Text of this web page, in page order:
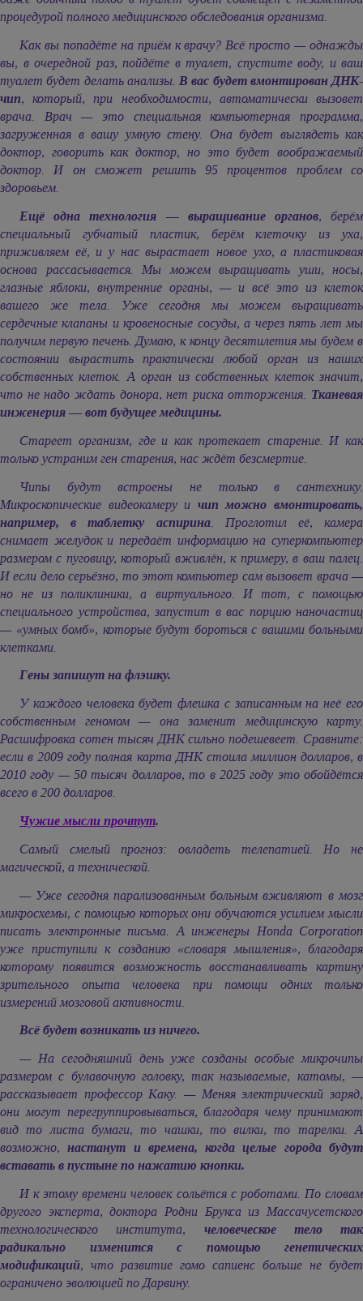
процедурой полного медицинского обследования организма.
Как вы попадёте на приём к врачу? Всё просто — однажды
вы, в очередной раз, пойдёте в туалет, спустите воду, и ваш
туалет будет делать анализы. В вас будет вмонтирован ДНК-
чип, который, при необходимости, автоматически вызовет
врача. Врач — это специальная компьютерная программа,
загруженная в вашу умную стену. Она будет выглядеть как
доктор, говорить как доктор, но это будет воображаемый
доктор. И он сможет решить 95 процентов проблем со
здоровьем.
Ещё одна технология — выращивание органов, берём
специальный губчатый пластик, берём клеточку из уха,
приживляем её, и у нас вырастает новое ухо, а пластиковая
основа рассасывается. Мы можем выращивать уши, носы,
глазные яблоки, внутренние органы, — и всё это из клеток
вашего же тела. Уже сегодня мы можем выращивать
сердечные клапаны и кровеносные сосуды, а через пять лет мы
получим первую печень. Думаю, к концу десятилетия мы будем в
состоянии вырастить практически любой орган из наших
собственных клеток. А орган из собственных клеток значит,
что не надо ждать донора, нет риска отторжения. Тканевая
инженерия — вот будущее медицины.
Cтареет организм, где и как протекает старение. И как
только устраним ген старения, нас ждёт безсмертие.
Чипы будут встроены не только в сантехнику.
Микроскопические видеокамеру и чип можно вмонтировать,
например, в таблетку аспирина. Проглотил её, камера
снимает желудок и передаёт информацию на суперкомпьютер
размером с пуговицу, который вживлён, к примеру, в ваш палец.
И если дело серьёзно, то этот компьютер сам вызовет врача —
но не из поликлиники, а виртуального. И тот, с помощью
специального устройства, запустит в вас порцию наночастиц
— «умных бомб», которые будут бороться с вашими больными
клетками.
Гены запишут на флэшку.
У каждого человека будет флешка с записанным на неё его
собственным геномом — она заменит медицинскую карту.
Расшифровка сотен тысяч ДНК сильно подешевеет. Сравните:
если в 2009 году полная карта ДНК стоила миллион долларов, в
2010 году — 50 тысяч долларов, то в 2025 году это обойдётся
всего в 200 долларов.
Чужие мысли прочтут.
Самый смелый прогноз: овладеть телепатией. Но не
магической, а технической.
— Уже сегодня парализованным больным вживляют в мозг
микросхемы, с помощью которых они обучаются усилием мысли
писать электронные письма. А инженеры Honda Corporation
уже приступили к созданию «словаря мышления», благодаря
которому появится возможность восстанавливать картину
зрительного опыта человека при помощи одних только
измерений мозговой активности.
Всё будет возникать из ничего.
— На сегодняшний день уже созданы особые микрочипы
размером с булавочную головку, так называемые, катомы, —
рассказывает профессор Каку. — Меняя электрический заряд,
они могут перегруппировываться, благодаря чему принимают
вид то листа бумаги, то чашки, то вилки, то тарелки. А
возможно,настанут и времена, когда целые города будут
вставать в пустыне по нажатию кнопки.
И к этому времени человек сольётся с роботами. По словам
другого эксперта, доктора Родни Брукса из Массачусетского
технологического института, человеческое тело так
радикально изменится с помощью генетических
модификаций, что развитие гомо сапиенс больше не будет
ограничено эволюцией по Дарвину.